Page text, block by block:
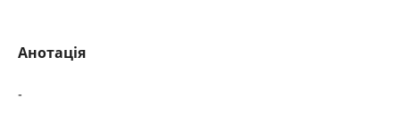
Анотація
-